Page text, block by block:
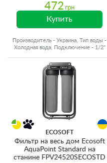
472 грн
Купить
Производитель - Украина, Тип воды -
Холодная вода, Подключение - 1/2"
ECOSOFT
Фильтр на весь дом Ecosoft
AquaPoint Standard на
станине FPV24520SECOSTD